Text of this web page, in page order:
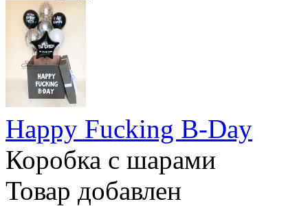
Happy Fucking B-Day
Коробка с шарами
Товар добавлен